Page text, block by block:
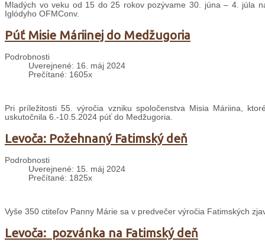
Mladých vo veku od 15 do 25 rokov pozývame 30. júna – 4. júla
Iglódyho OFMConv.
Púť Misie Máriinej do Medžugoria
Podrobnosti
Uverejnené: 16. máj 2024
Prečítané: 1605x
Pri príležitosti 55. výročia vzniku spoločenstva Misia Máriina,
uskutočnila 6.-10.5.2024 púť do Medžugoria.
Levoča: Požehnaný Fatimský deň
Podrobnosti
Uverejnené: 15. máj 2024
Prečítané: 1825x
Vyše 350 ctiteľov Panny Márie sa v predvečer výročia Fatimských
Levoča: pozvánka na Fatimský deň